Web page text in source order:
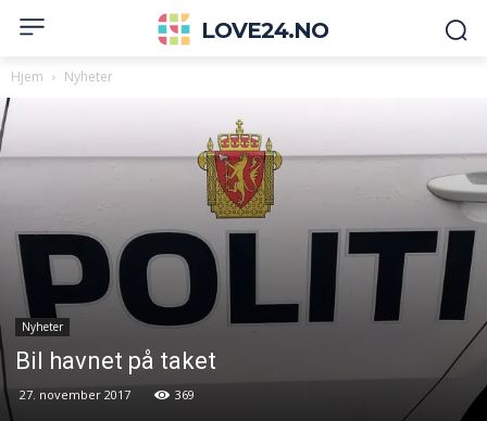
LOVE24.NO
Hjem Nyheter
Nyheter
Bil havnet på taket
27. november 2017 369